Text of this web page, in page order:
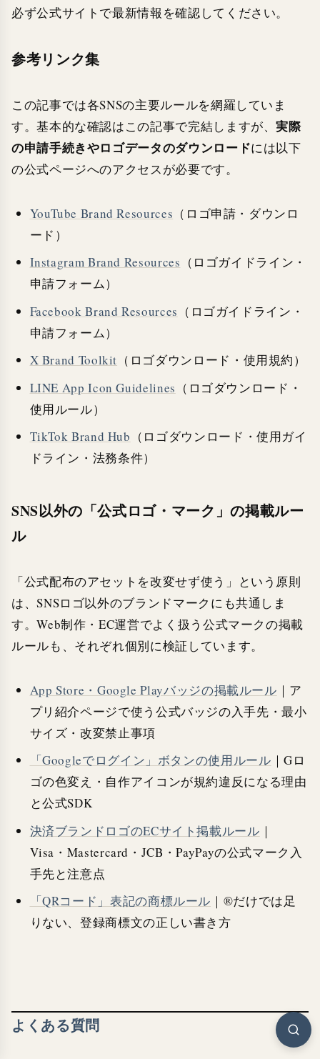
必ず公式サイトで最新情報を確認してください。
参考リンク集
この記事では各SNSの主要ルールを網羅していま
す。基本的な確認はこの記事で完結しますが、実際
の申請手続きやロゴデータのダウンロードには以下
の公式ページへのアクセスが必要です。
YouTube Brand Resources （ロゴ申請・ダウンロ
ード）
Instagram Brand Resources （ロゴガイドライン・
申請フォーム）
Facebook Brand Resources （ロゴガイドライン・
申請フォーム）
X Brand Toolkit （ロゴダウンロード・使用規約）
LINE App Icon Guidelines （ロゴダウンロード・
使用ルール）
TikTok Brand Hub （ロゴダウンロード・使用ガイ
ドライン・法務条件）
SNS以外の「公式ロゴ・マーク」の掲載ルー
ル
「公式配布のアセットを改変せず使う」という原則
は、SNSロゴ以外のブランドマークにも共通しま
す。Web制作・EC運営でよく扱う公式マークの掲載
ルールも、それぞれ個別に検証しています。
App Store・Google Playバッジの掲載ルール ｜ア
プリ紹介ページで使う公式バッジの入手先・最小
サイズ・改変禁止事項
「Googleでログイン」ボタンの使用ルール ｜Gロ
ゴの色変え・自作アイコンが規約違反になる理由
と公式SDK
決済ブランドロゴのECサイト掲載ルール ｜
Visa・Mastercard・JCB・PayPayの公式マーク入
手先と注意点
「QRコード」表記の商標ルール ｜®だけでは足
りない、登録商標文の正しい書き方
よくある質問